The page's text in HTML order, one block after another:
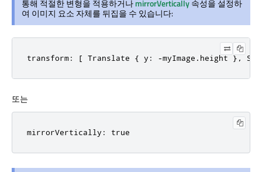
통해 적절한 변형을 적용하거나mirrorVertically속성을 설정하
여 이미지 요소 자체를 뒤집을 수 있습니다:
transform: [ Translate { y: -myImage.height },
또는
mirrorVertically: true